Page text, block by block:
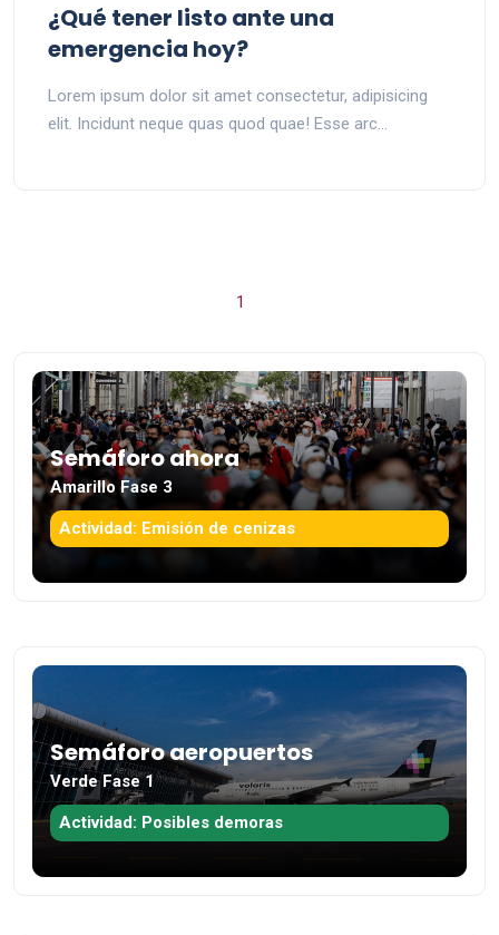
¿Qué tener listo ante una
emergencia hoy?
Lorem ipsum dolor sit amet consectetur, adipisicing
elit. Incidunt neque quas quod quae! Esse arc...
1
Semáforo ahora
Amarillo Fase 3
Actividad: Emisión de cenizas
Semáforo aeropuertos
Verde Fase 1
Actividad: Posibles demoras